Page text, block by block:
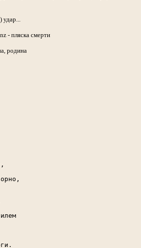
- пляска смерти
родина